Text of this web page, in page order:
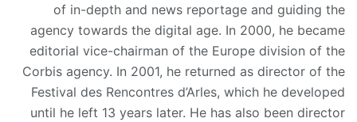
of in-depth and news reportage and guiding the
agency towards the digital age. In 2000, he became
editorial vice-chairman of the Europe division of the
Corbis agency. In 2001, he returned as director of the
Festival des Rencontres d’Arles, which he developed
until he left 13 years later. He has also been director